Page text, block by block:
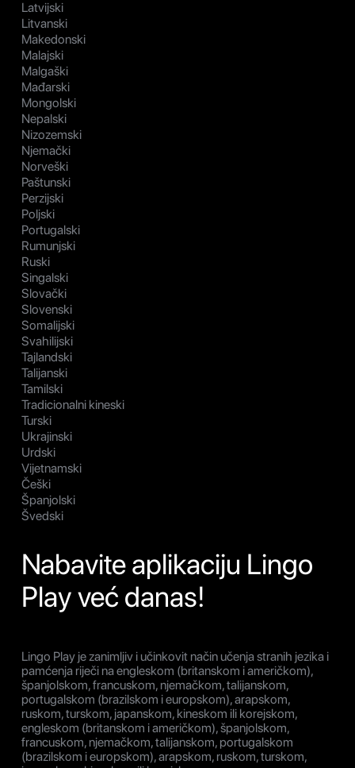
Latvijski
Litvanski
Makedonski
Malajski
Malgaški
Mađarski
Mongolski
Nepalski
Nizozemski
Njemački
Norveški
Paštunski
Perzijski
Poljski
Portugalski
Rumunjski
Ruski
Singalski
Slovački
Slovenski
Somalijski
Svahilijski
Tajlandski
Talijanski
Tamilski
Tradicionalni kineski
Turski
Ukrajinski
Urdski
Vijetnamski
Češki
Španjolski
Švedski
Nabavite aplikaciju Lingo
Play već danas!
Lingo Play je zanimljiv i učinkovit način učenja stranih jezika i
pamćenja riječi na engleskom (britanskom i američkom),
španjolskom, francuskom, njemačkom, talijanskom,
portugalskom (brazilskom i europskom), arapskom,
ruskom, turskom, japanskom, kineskom ili korejskom,
engleskom (britanskom i američkom), španjolskom,
francuskom, njemačkom, talijanskom, portugalskom
(brazilskom i europskom), arapskom, ruskom, turskom,